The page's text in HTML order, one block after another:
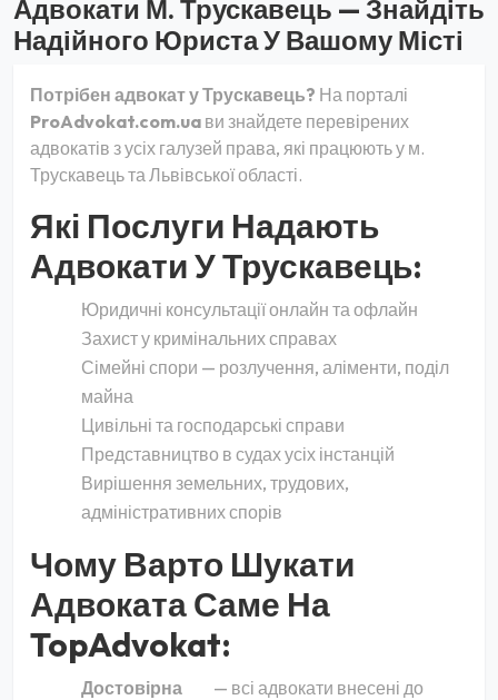
Адвокати М. Трускавець — Знайдіть
Надійного Юриста У Вашому Місті
Потрібен адвокат у Трускавець? На порталі
ProAdvokat.com.ua ви знайдете перевірених
адвокатів з усіх галузей права, які працюють у м.
Трускавець та Львівської області.
Які Послуги Надають
Адвокати У Трускавець:
Юридичні консультації онлайн та офлайн
Захист у кримінальних справах
Сімейні спори — розлучення, аліменти, поділ
майна
Цивільні та господарські справи
Представництво в судах усіх інстанцій
Вирішення земельних, трудових,
адміністративних спорів
Чому Варто Шукати
Адвоката Саме На
TopAdvokat:
Достовірна
— всі адвокати внесені до